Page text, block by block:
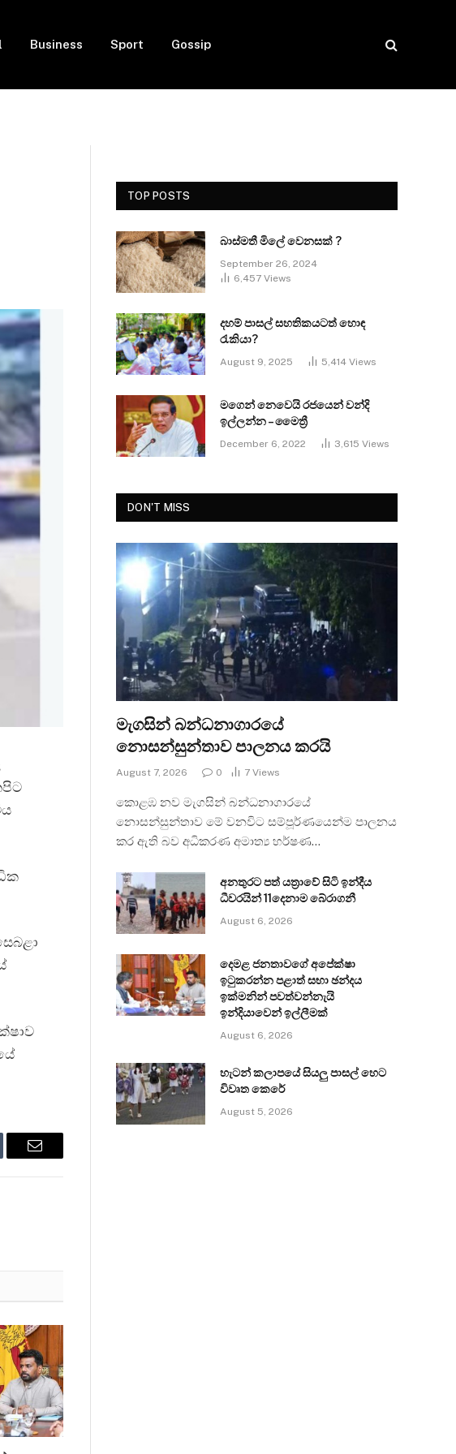
Business Sport Gossip
Email
TOP POSTS
බාස්මතී මිලේ වෙනසක් ?
September 26, 2024
6,457 Views
දහම් පාසල් සහතිකයටත් හොඳ
රැකියා?
August 9, 2025 5,414 Views
මගෙන් නෙවෙයි රජයෙන් වන්දි
ඉල්ලන්න – මෛත්‍රී
December 6, 2022 3,615 Views
DON'T MISS
මැගසින් බන්ධනාගාරයේ
නොසන්සුන්තාව පාලනය කරයි
August 7, 2026 0 7 Views
කොළඹ නව මැගසින් බන්ධනාගාරයේ
නොසන්සුන්තාව මේ වනවිට සම්පූර්ණයෙන්ම පාලනය
කර ඇති බව අධිකරණ අමාත්‍ය හර්ෂණ…
අනතුරට පත් යත්‍රාවේ සිටි ඉන්දීය
ධීවරයින් 11දෙනාම බේරාගනී
August 6, 2026
දෙමළ ජනතාවගේ අපේක්ෂා
ඉටුකරන්න පළාත් සභා ඡන්දය
ඉක්මනින් පවත්වන්නැයි
ඉන්දියාවෙන් ඉල්ලීමක්
August 6, 2026
හැටන් කලාපයේ සියලු පාසල් හෙට
විවෘත කෙරේ
August 5, 2026